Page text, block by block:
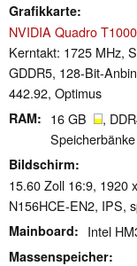
Grafikkarte
NVIDIA Quadro
Kerntakt: 1725 MHz,
GDDR5, 128-Bit-
442.92, Optimus
RAM 16 GB
,
Bildschirm
15.60 Zoll 16:9, 1920
N156HCE-EN2, IPS,
Mainboard Intel
Massenspeicher